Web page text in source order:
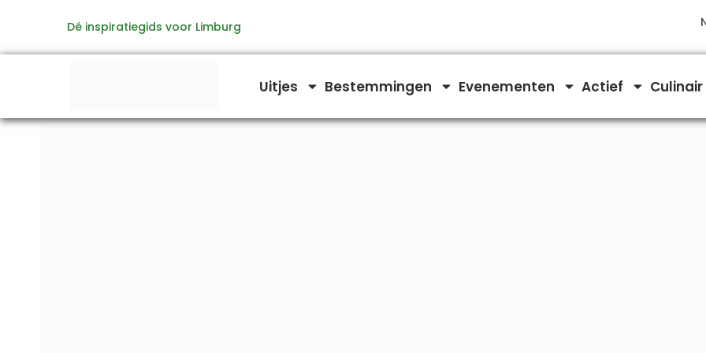
de
Dé inspiratiegids voor Limburg
Uitjes Bestemmingen Evenementen Actief Culinair